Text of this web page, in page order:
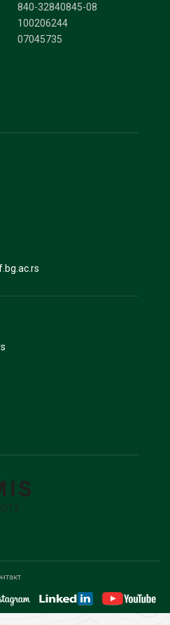
840-32840845-08
100206244
07045735